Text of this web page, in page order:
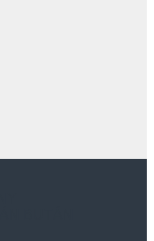
BUTÁN